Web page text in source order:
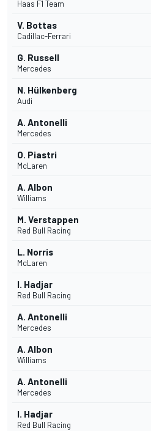
Haas F1 Team
V. Bottas
Cadillac-Ferrari
G. Russell
Mercedes
N. Hülkenberg
Audi
A. Antonelli
Mercedes
O. Piastri
McLaren
A. Albon
Williams
M. Verstappen
Red Bull Racing
L. Norris
McLaren
I. Hadjar
Red Bull Racing
A. Antonelli
Mercedes
A. Albon
Williams
A. Antonelli
Mercedes
I. Hadjar
Red Bull Racing